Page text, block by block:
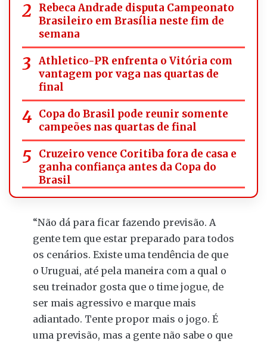
Rebeca Andrade disputa Campeonato
Brasileiro em Brasília neste fim de
semana
Athletico-PR enfrenta o Vitória com
vantagem por vaga nas quartas de
final
Copa do Brasil pode reunir somente
campeões nas quartas de final
Cruzeiro vence Coritiba fora de casa e
ganha confiança antes da Copa do
Brasil
“Não dá para ficar fazendo previsão. A
gente tem que estar preparado para todos
os cenários. Existe uma tendência de que
o Uruguai, até pela maneira com a qual o
seu treinador gosta que o time jogue, de
ser mais agressivo e marque mais
adiantado. Tente propor mais o jogo. É
uma previsão, mas a gente não sabe o que